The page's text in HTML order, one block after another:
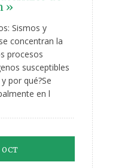
»
Sismos y
concentran la
procesos
susceptibles
por qué?Se
en l
OCT